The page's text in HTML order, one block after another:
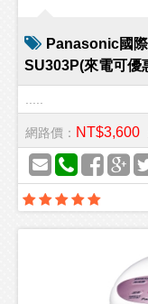
Panasonic國
SU303P(來電可優
網路價： NT$3,600